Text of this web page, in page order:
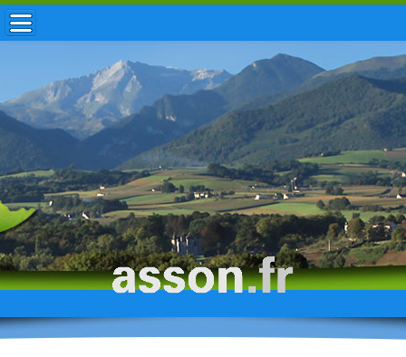
ACCUEIL / INFOS
MUNICIPALITÉ
VIE LOCALE
ENFANCE
TOURISME
HISTOIRE